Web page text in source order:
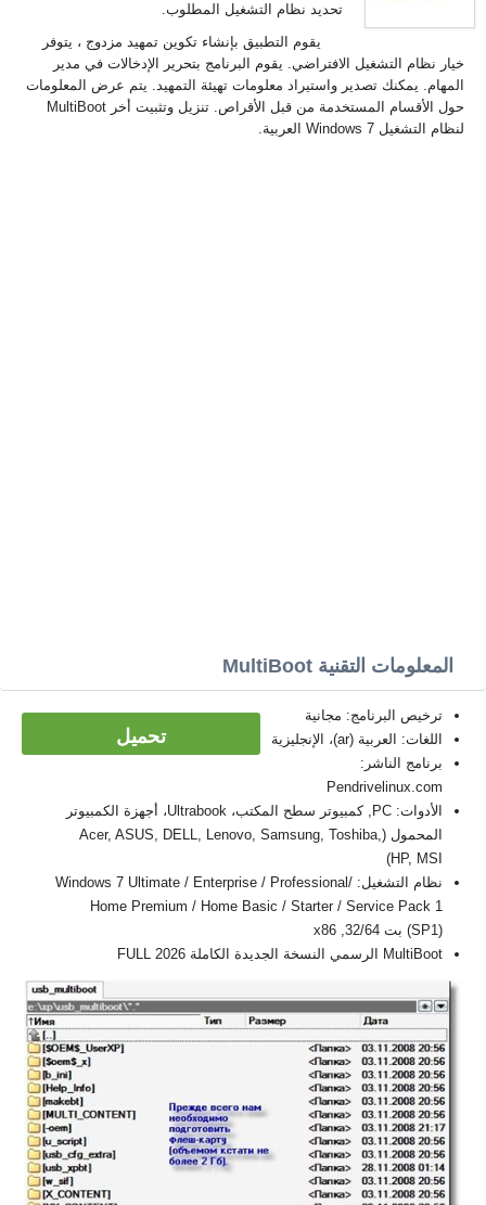
تحديد نظام التشغيل المطلوب.
يقوم التطبيق بإنشاء تكوين تمهيد مزدوج ، يتوفر
خيار نظام التشغيل الافتراضي. يقوم البرنامج بتحرير الإدخالات في مدير
المهام. يمكنك تصدير واستيراد معلومات تهيئة التمهيد. يتم عرض المعلومات
حول الأقسام المستخدمة من قبل الأقراص. تنزيل وتثبيت أخر MultiBoot
لنظام التشغيل Windows 7 العربية.
المعلومات التقنية MultiBoot
تحميل
ترخيص البرنامج: مجانية
اللغات: العربية (ar)، الإنجليزية
برنامج الناشر:
Pendrivelinux.com
الأدوات: PC, كمبيوتر سطح المكتب، Ultrabook، أجهزة الكمبيوتر
المحمول (Acer, ASUS, DELL, Lenovo, Samsung, Toshiba,
HP, MSI)
نظام التشغيل: Windows 7 Ultimate / Enterprise / Professional/
Home Premium / Home Basic / Starter / Service Pack 1
(SP1) بت 32/64, x86
MultiBoot الرسمي النسخة الجديدة الكاملة FULL 2026